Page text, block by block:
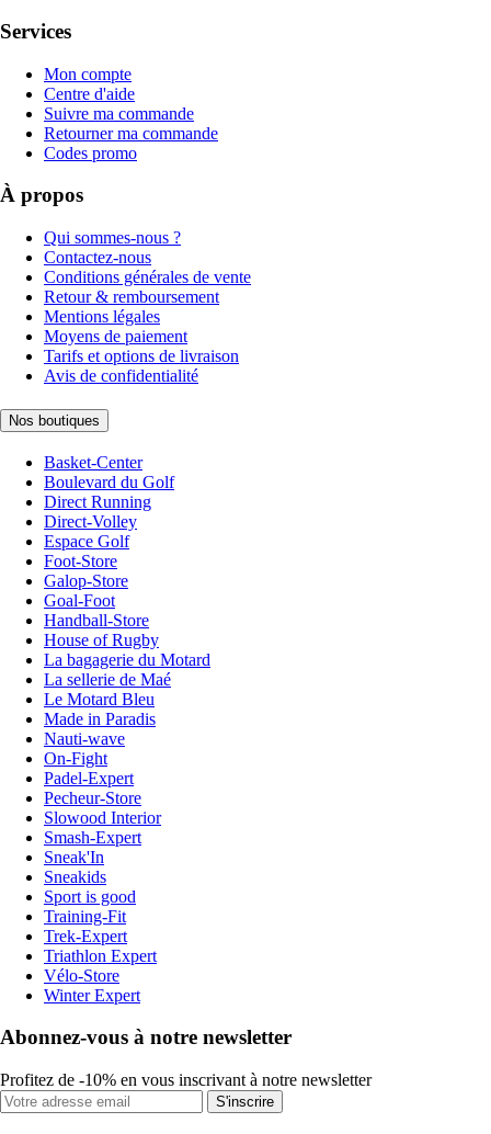
Services
Mon compte
Centre d'aide
Suivre ma commande
Retourner ma commande
Codes promo
À propos
Qui sommes-nous ?
Contactez-nous
Conditions générales de vente
Retour & remboursement
Mentions légales
Moyens de paiement
Tarifs et options de livraison
Avis de confidentialité
Nos boutiques
Basket-Center
Boulevard du Golf
Direct Running
Direct-Volley
Espace Golf
Foot-Store
Galop-Store
Goal-Foot
Handball-Store
House of Rugby
La bagagerie du Motard
La sellerie de Maé
Le Motard Bleu
Made in Paradis
Nauti-wave
On-Fight
Padel-Expert
Pecheur-Store
Slowood Interior
Smash-Expert
Sneak'In
Sneakids
Sport is good
Training-Fit
Trek-Expert
Triathlon Expert
Vélo-Store
Winter Expert
Abonnez-vous à notre newsletter
Profitez de -10% en vous inscrivant à notre newsletter
S'inscrire